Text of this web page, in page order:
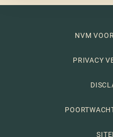
NVM
PRIVACY